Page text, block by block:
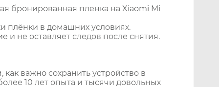
бронированная пленка на Xiaomi Mi
плёнки в домашних условиях.
и не оставляет следов после снятия.
важно сохранить устройство в
10 лет опыта и тысячи довольных